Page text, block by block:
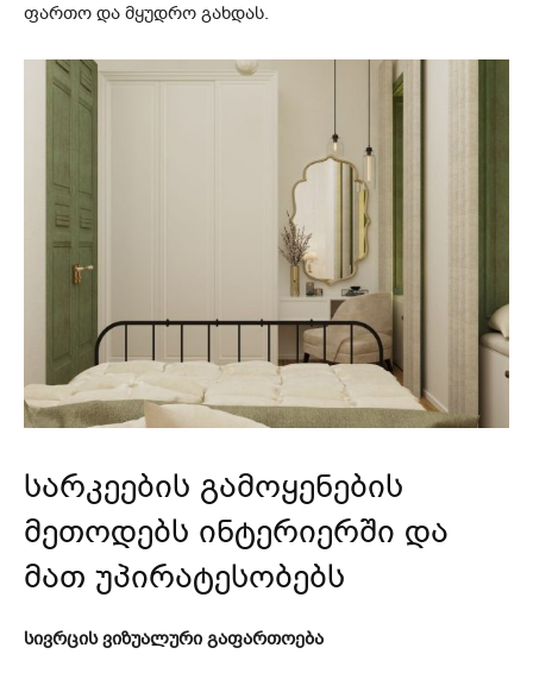
ფართო და მყუდრო გახდას.
სარკეების გამოყენების
მეთოდებს ინტერიერში და
მათ უპირატესობებს
სივრცის ვიზუალური გაფართოება